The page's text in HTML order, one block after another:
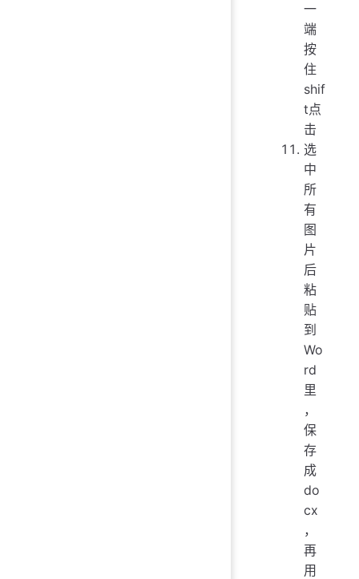
一
端
按
住
shif
t点
击
选
中
所
有
图
片
后
粘
贴
到
Wo
rd
里
，
保
存
成
do
cx
，
再
用